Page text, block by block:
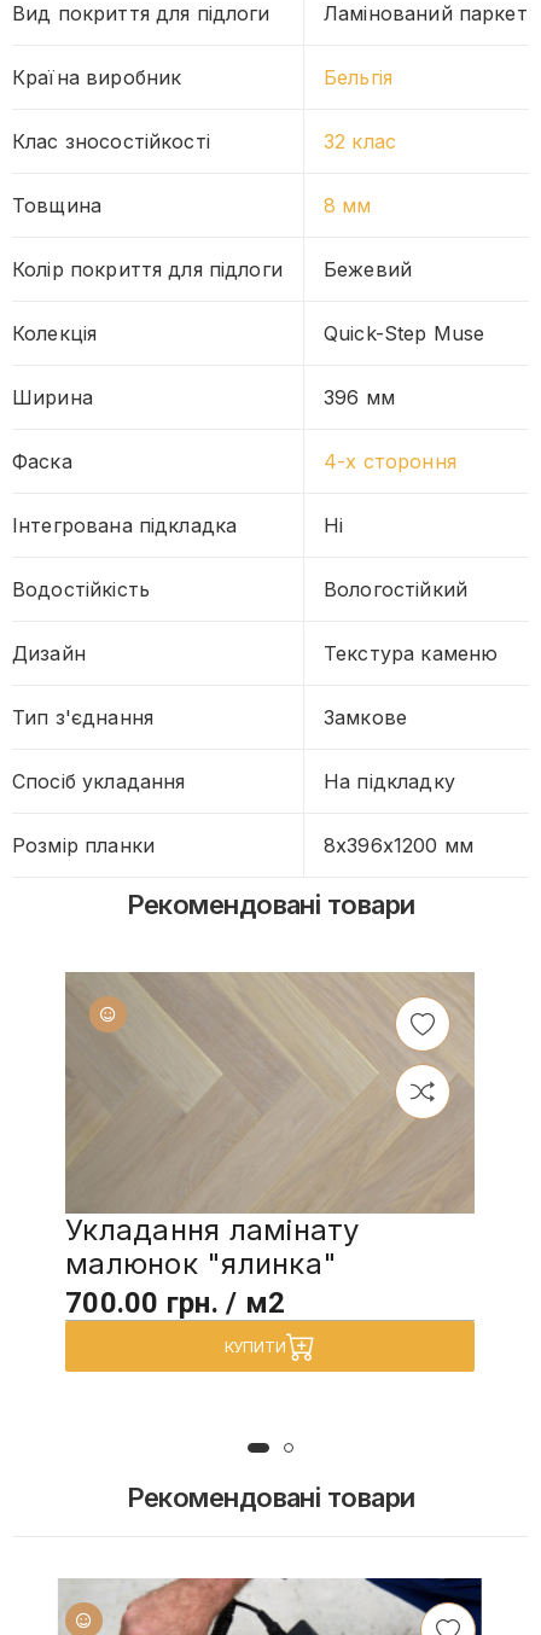
Вид покриття для підлоги Ламінований паркет
Країна виробник Бельгія
Клас зносостійкості 32 клас
Товщина 8 мм
Колір покриття для підлоги Бежевий
Колекція Quick-Step Muse
Ширина 396 мм
Фаска 4-х стороння
Інтегрована підкладка Ні
Водостійкість Вологостійкий
Дизайн Текстура каменю
Тип з'єднання Замкове
Спосіб укладання На підкладку
Розмір планки 8x396x1200 мм
Рекомендовані товари
Укладання ламінату
малюнок "ялинка"
700.00 грн. / м2
КУПИТИ
Рекомендовані товари